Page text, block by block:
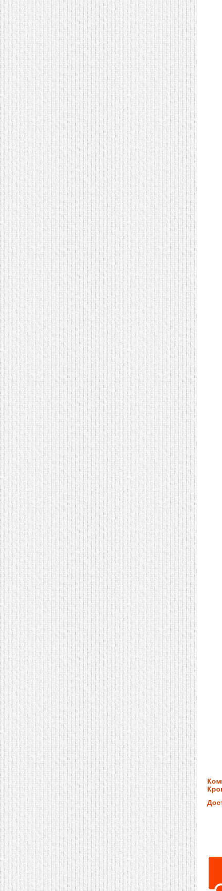
домашнем использовании.
Эта мебель имеет
некоторые преимущества
перед той же стенкой для
гостиной, к примеру,
поскольку она более
легкая и не загромождает
пространство. В спальне
этот предмет можно
поставить у изголовья
кровати, чтобы заполнить
пустующее там
место.
Также стеллажи
очень часто используют в
качестве разграничителей
комнаты, например, на
рабочую зону и
пространство для отдыха.
Особенно это актуально
для однокомнатных
квартир.